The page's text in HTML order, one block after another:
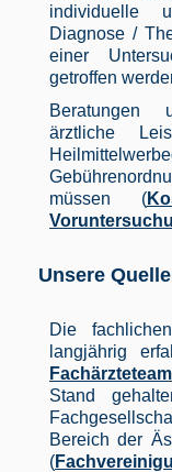
individuelle
Diagnose /
einer
getroffen
Beratungen
ärztliche
müssen (
Unsere
Die
langjährig
Fachärzteteam
Stand
Bereich der
(